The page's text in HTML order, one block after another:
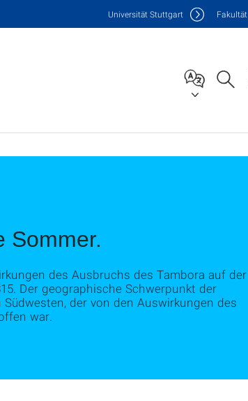
Universität Stuttgart Fakultät
Sommer.
des Ausbruchs des Tambora auf der
Der geographische Schwerpunkt der
der von den Auswirkungen des
war.